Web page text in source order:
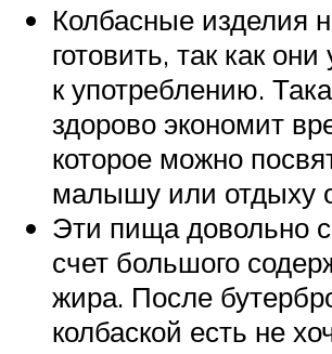
Колбасные изделия
готовить, так как
к употреблению.
здорово экономит
которое можно
малышу или отдыху
Эти пища довольно
счет большого
жира. После
колбаской есть не